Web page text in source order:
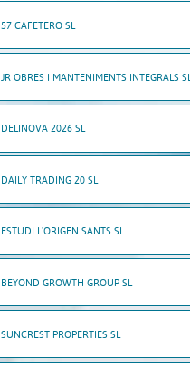
57 CAFETERO SL
JR OBRES I MANTENIMENTS INTEGRALS SL
DELINOVA 2026 SL
DAILY TRADING 20 SL
ESTUDI L'ORIGEN SANTS SL
BEYOND GROWTH GROUP SL
SUNCREST PROPERTIES SL